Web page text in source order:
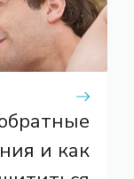
и как